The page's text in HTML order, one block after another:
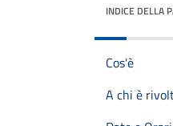
INDICE DELLA
Cos'è
A chi è